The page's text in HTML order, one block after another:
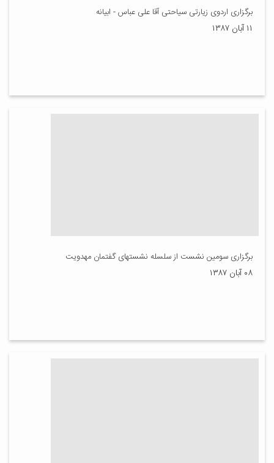
برگزاری اردوی زیارتی سیاحتی آقا علی عباس - ابیانه
۱۱ آبان ۱۳۸۷
برگزاری سومین نشست از سلسله نشستهای گفتمان مهدویت
۰۸ آبان ۱۳۸۷